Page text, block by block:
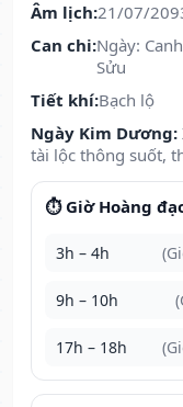
Âm lịch:21/07/
Can chi:Ngày:
Sửu
Tiết khí:Bạch lộ
Ngày Kim Dương:
tài lộc thông suốt,
⏱️ Giờ Hoàng
3h – 4h
9h – 10h
17h – 18h